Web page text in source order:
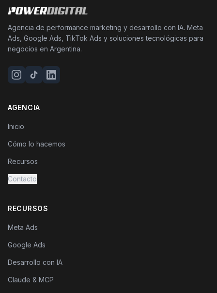
Agencia de performance marketing y desarrollo con IA. Meta
Ads, Google Ads, TikTok Ads y soluciones tecnológicas para
negocios en Argentina.
AGENCIA
Inicio
Cómo lo hacemos
Recursos
Contacto
RECURSOS
Meta Ads
Google Ads
Desarrollo con IA
Claude & MCP